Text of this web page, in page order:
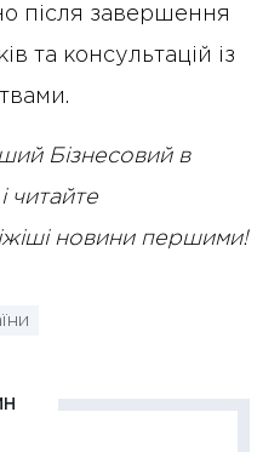
після завершення
та консультацій із
Бізнесовий в
читайте
новини першими!